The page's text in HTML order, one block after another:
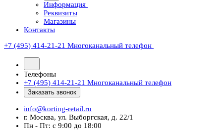
Информация
Реквизиты
Магазины
Контакты
+7 (495) 414-21-21 Многоканальный телефон
Телефоны
+7 (495) 414-21-21 Многоканальный телефон
Заказать звонок
info@korting-retail.ru
г. Москва, ул. Выборгская, д. 22/1
Пн - Пт: с 9:00 до 18:00